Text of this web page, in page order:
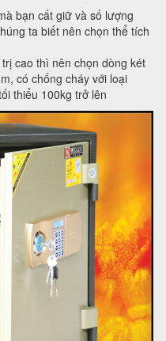
bạn cất giữ và số lượng
ta biết nên chọn thể tích
cao thì nên chọn dòng két
có chống cháy với loại
thiểu 100kg trở lên